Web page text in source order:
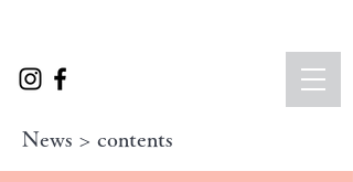
News > contents